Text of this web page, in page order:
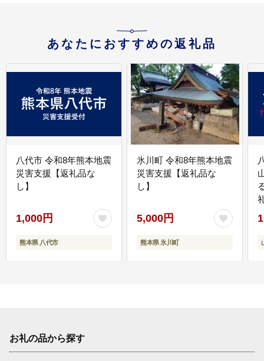
あなたにおすすめの返礼品
八代市 令和8年熊本地震
災害支援【返礼品な
し】
1,000円
熊本県 八代市
氷川町 令和8年熊本地震
災害支援【返礼品な
し】
5,000円
熊本県 氷川町
お礼の品から探す